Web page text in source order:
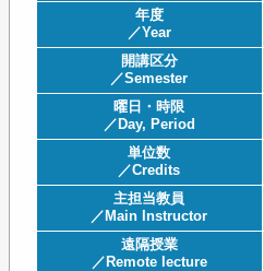
年度
／Year
開講区分
／Semester
曜日・時限
／Day, Period
単位数
／Credits
主担当教員
／Main Instructor
遠隔授業
／Remote lecture